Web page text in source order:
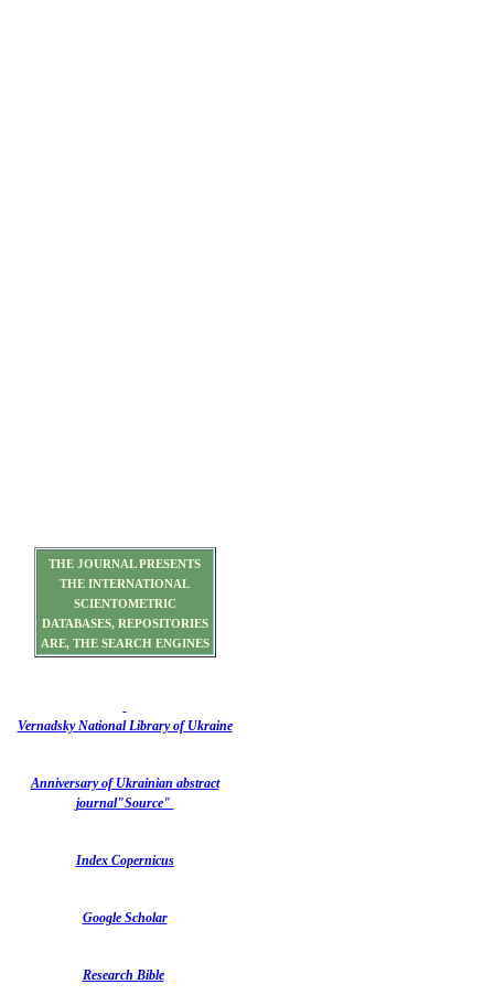
THE JOURNAL PRESENTS
THE INTERNATIONAL
SCIENTOMETRIC
DATABASES, REPOSITORIES
ARE, THE SEARCH ENGINES
Vernadsky National Library of Ukraine
Anniversary of Ukrainian abstract
journal"Source"
Index Copernicus
Google Scholar
Research Bible